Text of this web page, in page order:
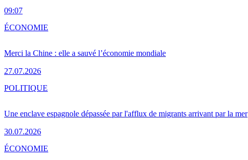
09:07
Merci la Chine : elle a sauvé l’économie mondiale
27.07.2026
ÉCONOMIE
Une enclave espagnole dépassée par l'afflux de migrants arrivant par la mer
30.07.2026
POLITIQUE
ÉCONOMIE